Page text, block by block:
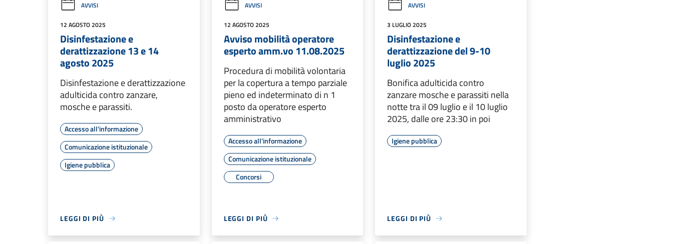
AVVISI
12 AGOSTO 2025
Disinfestazione e
derattizzazione 13 e 14
agosto 2025
Disinfestazione e derattizzazione
adulticida contro zanzare,
mosche e parassiti.
Accesso all'informazione
Comunicazione istituzionale
Igiene pubblica
LEGGI DI PIÙ
AVVISI
12 AGOSTO 2025
Avviso mobilità operatore
esperto amm.vo 11.08.2025
Procedura di mobilità volontaria
per la copertura a tempo parziale
pieno ed indeterminato di n 1
posto da operatore esperto
amministrativo
Accesso all'informazione
Comunicazione istituzionale
Concorsi
LEGGI DI PIÙ
AVVISI
3 LUGLIO 2025
Disinfestazione e
derattizzazione del 9-10
luglio 2025
Bonifica adulticida contro
zanzare mosche e parassiti nella
notte tra il 09 luglio e il 10 luglio
2025, dalle ore 23:30 in poi
Igiene pubblica
LEGGI DI PIÙ